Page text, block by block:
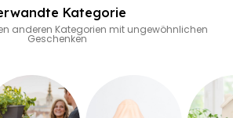
Kategorie
anderen Kategorien mit ungewöhnlichen
Geschenken